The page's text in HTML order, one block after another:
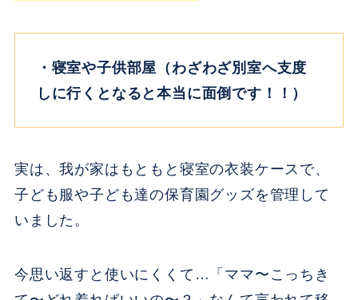
・寝室や子供部屋（わざわざ別室へ支度
しに行くとなると本当に面倒です！！）
実は、我が家はもともと寝室の衣装ケースで、
子ども服や子ども達の保育園グッズを管理して
いました。
今思い返すと使いにくくて…「ママ〜こっちき